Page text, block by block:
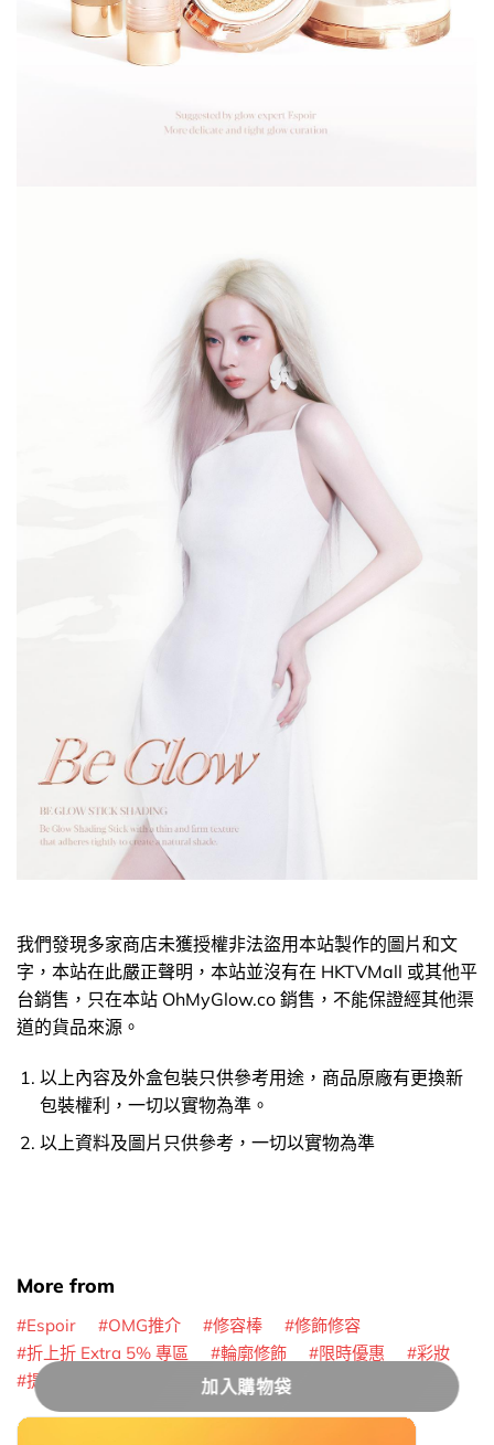
加入購物袋
我們發現多家商店未獲授權非法盜用本站製作的圖片和文
字，本站在此嚴正聲明，本站並沒有在 HKTVMall 或其他平
台銷售，只在本站 OhMyGlow.co 銷售，不能保證經其他渠
道的貨品來源。
以上內容及外盒包裝只供參考用途，商品原廠有更換新
包裝權利，一切以實物為準。
以上資料及圖片只供參考，一切以實物為準
More from
Espoir OMG推介 修容棒
修飾修容
折上折 Extra 5% 專區
輪廓修飾 限時優惠
彩妝
提亮 + 修容